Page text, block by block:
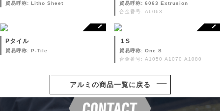
貿易呼称: Litho Sheet
貿易呼称: 6063 Extrusion
合金番号: A6063
Pタイル
貿易呼称: P-Tile
１S
貿易呼称: One S
合金番号: A1050 A1070 A1080
アルミの商品一覧に戻る